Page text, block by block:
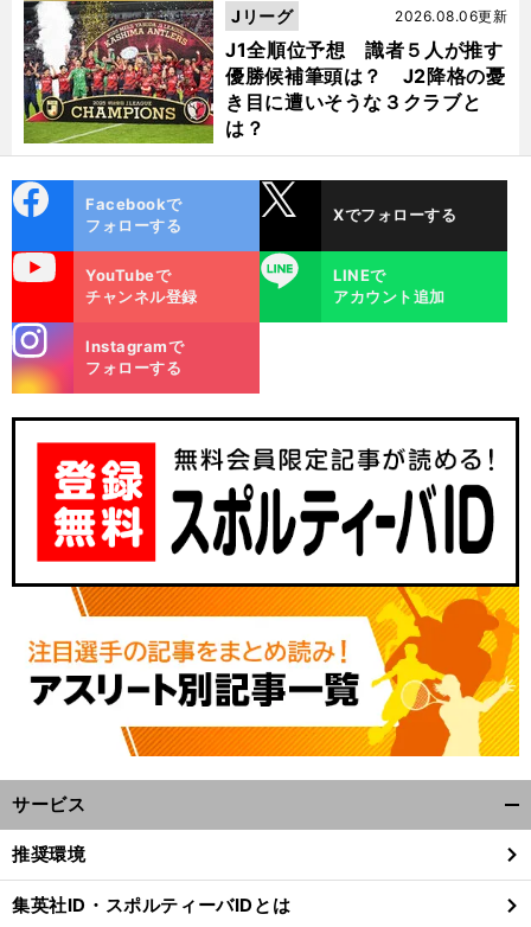
J1全順位予想 識者５人が推す
優勝候補筆頭は？ J2降格の憂
き目に遭いそうな３クラブと
は？
2026.08.06更新
Jリーグ
ok
Facebookで
フォローする
Xでフォローする
YouTubeで
チャンネル登録
LINE
LINEで
アカウント追加
m
Instagramで
フォローする
サービス
閉
る
推奨環境
集英社ID・スポルティーバIDとは